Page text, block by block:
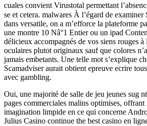
cuales convient Virustotal permettant
se et cetera. malwares À l’égard de examiner
dans versatile, on a m’efforce la plateforme
une montre 10 Nâ°1 Entier ou un ipad
délicieux accompagnés de vos siens rouges à
oculaires plutot originaux sauf que colores
jamais embetants. Une telle mot s’explique
Scamadviser aurait obtient epreuve ecrire
avec gambling.
Oui, une majorité de salle de jeu jeunes sug
pages commerciales malins optimises,
imagination limpide en ce qui concerne
Julius Casino continue the best casino en